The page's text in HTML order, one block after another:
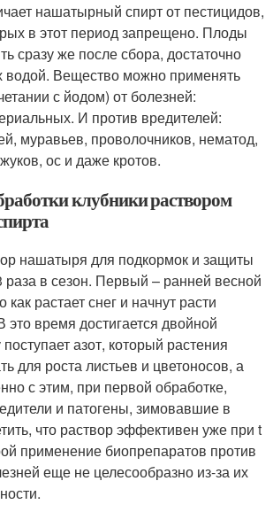
нашатырный спирт от пестицидов,
в этот период запрещено. Плоды
сразу же после сбора, достаточно
водой. Вещество можно применять
с йодом) от болезней:
И против вредителей:
муравьев, проволочников, нематод,
ос и даже кротов.
клубники раствором
нашатыря для подкормок и защиты
раза в сезон. Первый – ранней весной
как растает снег и начнут расти
это время достигается двойной
азот, который растения
для роста листьев и цветоносов, а
с этим, при первой обработке,
и патогены, зимовавшие в
что раствор эффективен уже при t
применение биопрепаратов против
еще не целесообразно из-за их